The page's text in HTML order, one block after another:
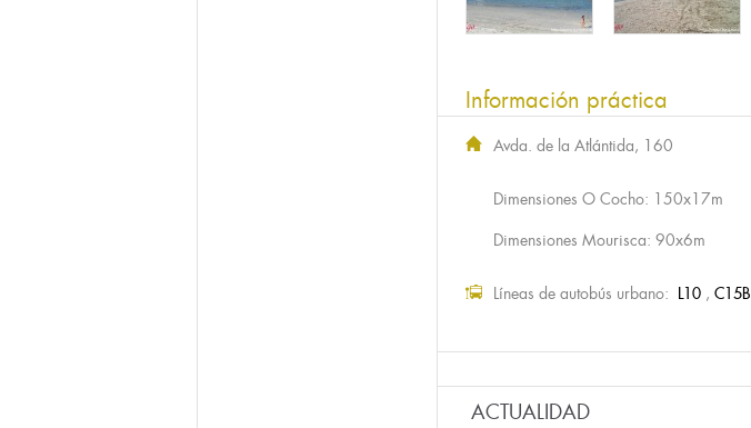
Información práctica
Avda. de la Atlántida, 160
Dimensiones O Cocho: 150x17m
Dimensiones Mourisca: 90x6m
Líneas de autobús urbano: L10 , C15B
ACTUALIDAD